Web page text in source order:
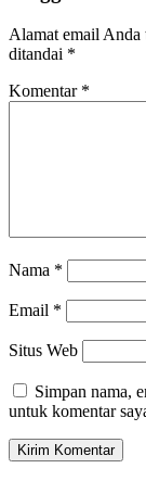
Alamat email
ditandai *
Komentar *
Nama *
Email *
Situs Web
Simpan nama,
untuk komentar